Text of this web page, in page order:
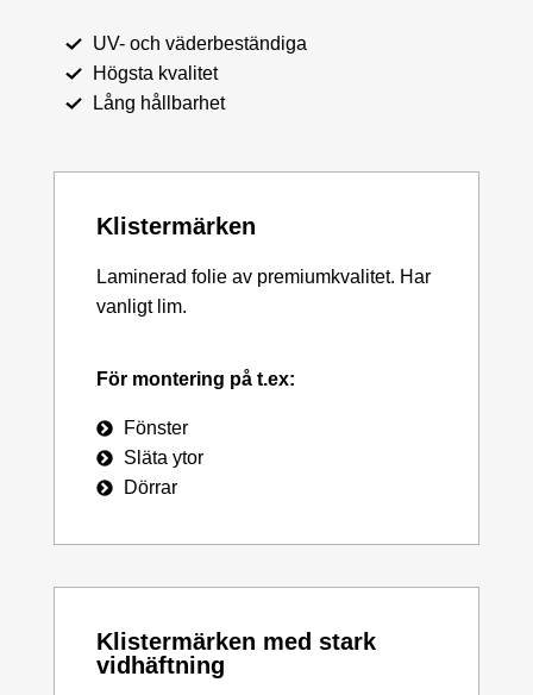
UV- och väderbeständiga
Högsta kvalitet
Lång hållbarhet
Klistermärken
Laminerad folie av premiumkvalitet. Har
vanligt lim.
För montering på t.ex:
Fönster
Släta ytor
Dörrar
Klistermärken med stark
vidhäftning